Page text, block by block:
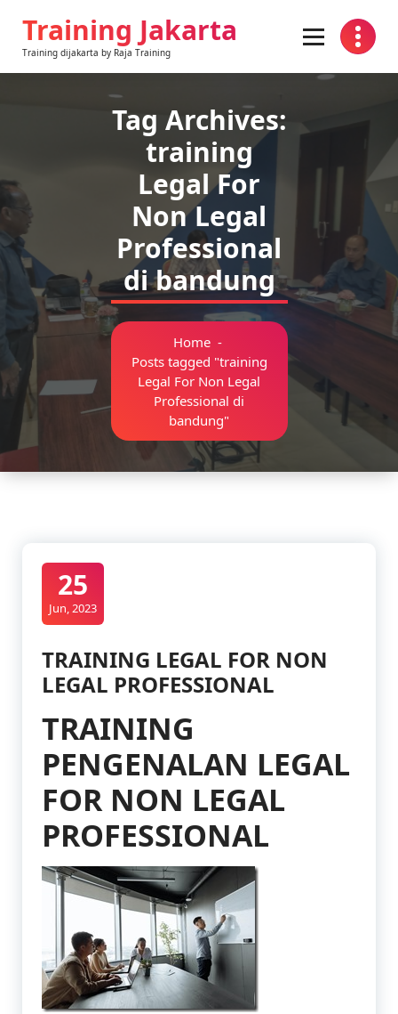
contentTraining Jakarta
Training dijakarta by Raja Training
Tag Archives:
training
Legal For
Non Legal
Professional
di bandung
Home-
Posts tagged "training
Legal For Non Legal
Professional di
bandung"
25
Jun, 2023
TRAINING LEGAL FOR NON
LEGAL PROFESSIONAL
TRAINING
PENGENALAN LEGAL
FOR NON LEGAL
PROFESSIONAL